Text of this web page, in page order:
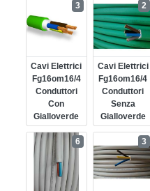
Cavi Elettrici
Fg16om16/4
Conduttori
Con
Gialloverde
3
Cavi Elettrici
Fg16om16/4
Conduttori
Senza
Gialloverde
2
6 3